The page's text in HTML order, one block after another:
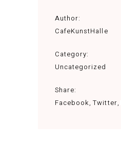
Author:
CafeKunstHalle
Category:
Uncategorized
Share:
Facebook Twitter